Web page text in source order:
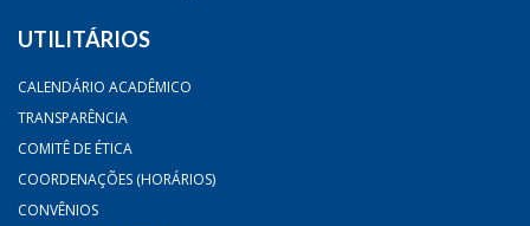
UTILITÁRIOS
CALENDÁRIO ACADÊMICO
TRANSPARÊNCIA
COMITÊ DE ÉTICA
COORDENAÇÕES (HORÁRIOS)
CONVÊNIOS